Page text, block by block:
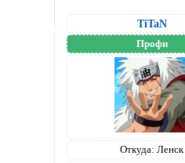
TiTaN
Профи
Откуда: Ленск